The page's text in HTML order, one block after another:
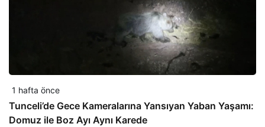
1 hafta önce
Tunceli’de Gece Kameralarına Yansıyan Yaban Yaşamı:
Domuz ile Boz Ayı Aynı Karede